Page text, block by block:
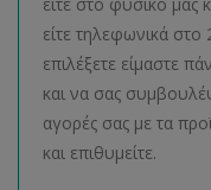
είτε τηλεφωνικά
επιλέξετε είμαστε
και να σας
αγορές σας με τα
και επιθυμείτε.